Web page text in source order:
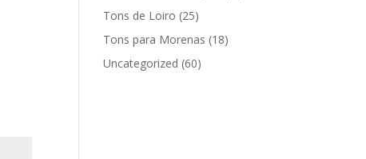
Tons de Loiro (25)
Tons para Morenas (18)
Uncategorized (60)